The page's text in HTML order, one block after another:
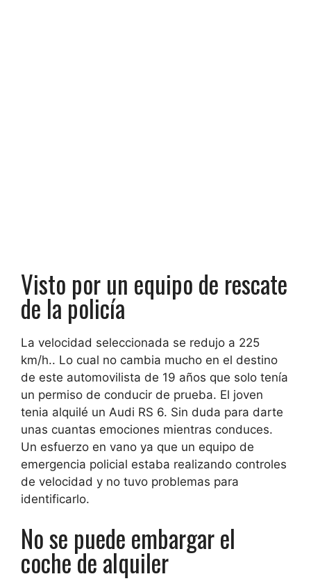
Visto por un equipo de rescate
de la policía
La velocidad seleccionada se redujo a 225
km/h.. Lo cual no cambia mucho en el destino
de este automovilista de 19 años que solo tenía
un permiso de conducir de prueba. El joven
tenia alquilé un Audi RS 6. Sin duda para darte
unas cuantas emociones mientras conduces.
Un esfuerzo en vano ya que un equipo de
emergencia policial estaba realizando controles
de velocidad y no tuvo problemas para
identificarlo.
No se puede embargar el
coche de alquiler